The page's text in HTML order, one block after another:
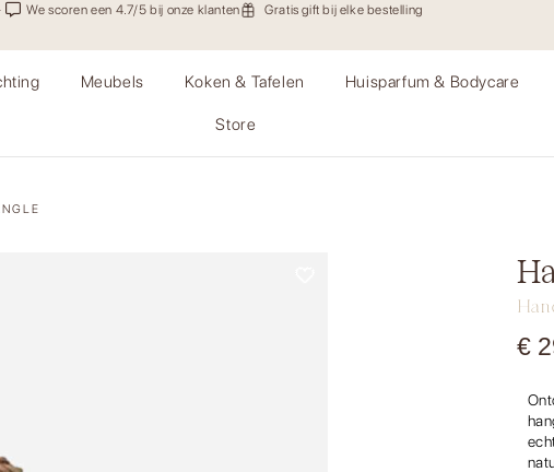
We scoren een 4.7/5 bij onze klanten Gratis gift bij elke bestelling
Meubels Koken & Tafelen Huisparfum & Bodycare
Store
€